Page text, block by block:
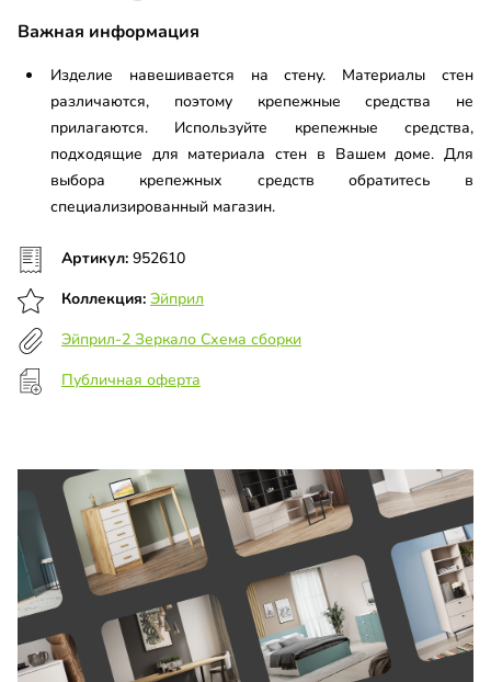
Важная информация
Изделие навешивается на стену. Материалы стен
различаются, поэтому крепежные средства не
прилагаются. Используйте крепежные средства,
подходящие для материала стен в Вашем доме. Для
выбора крепежных средств обратитесь в
специализированный магазин.
Артикул: 952610
Коллекция: Эйприл
Эйприл-2 Зеркало Схема сборки
Публичная оферта